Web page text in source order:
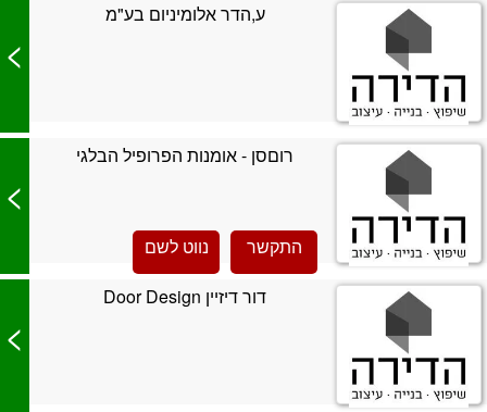
ע,הדר אלומיניום בע"מ
>
רוםסן - אומנות הפרופיל הבלגי
התקשר נווט לשם
>
דור דיזיין Door Design
>